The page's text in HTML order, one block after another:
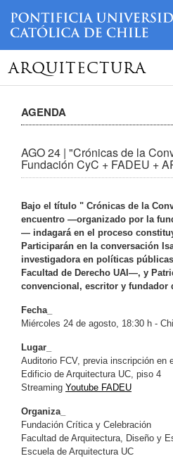
ARQUITECTURA
AGENDA
AGO 24 | "Crónicas de la
Fundación CyC + FADEU +
Bajo el título " Crónicas de la
encuentro —organizado por la
— indagará en el proceso
Participarán en la conversación
investigadora en políticas
Facultad de Derecho UAI—, y
convencional, escritor y fundador
Fecha_
Miércoles 24 de agosto, 18:30 h -
Lugar_
Auditorio FCV, previa inscripción en
Edificio de Arquitectura UC, piso 4
Streaming Youtube FADEU
Organiza_
Fundación Crítica y Celebración
Facultad de Arquitectura, Diseño y
Escuela de Arquitectura UC